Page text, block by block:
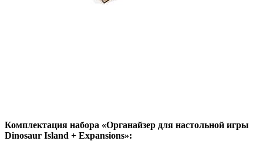
Комплектация набора «Органайзер для настольной игры
Dinosaur Island + Expansions»: